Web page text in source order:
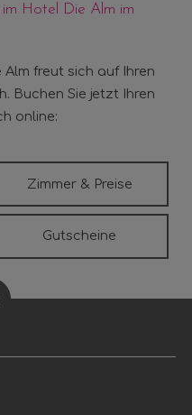
Hotel Die Alm im
Alm freut sich auf Ihren
Buchen Sie jetzt Ihren
online:
Zimmer & Preise
Gutscheine